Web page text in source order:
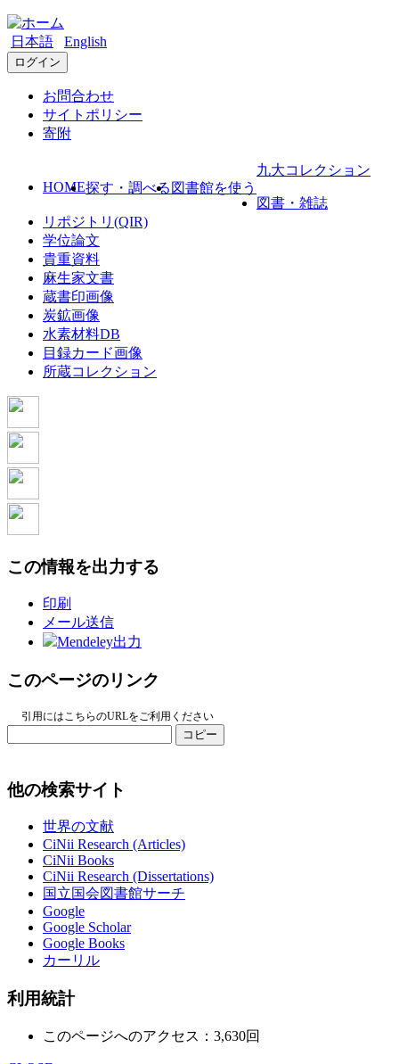
日本語 English
ログイン
お問合わせ
サイトポリシー
寄附
HOME探す・調べる 図書館を使う
九大コレクション
図書・雑誌
リポジトリ(QIR)
学位論文
貴重資料
麻生家文書
蔵書印画像
炭鉱画像
水素材料DB
目録カード画像
所蔵コレクション
この情報を出力する
印刷
メール送信
Mendeley出力
このページのリンク
引用にはこちらのURLをご利用ください
コピー
他の検索サイト
世界の文献
CiNii Research (Articles)
CiNii Books
CiNii Research (Dissertations)
国立国会図書館サーチ
Google
Google Scholar
Google Books
カーリル
利用統計
このページへのアクセス：3,630回